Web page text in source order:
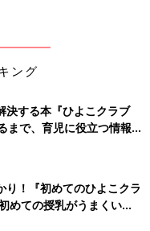
ング
決する本『ひよこクラブ
で、育児に役立つ情報が
り！『初めてのひよこクラ
めての授乳がうまくい
本と夏のトラブル 解決テ